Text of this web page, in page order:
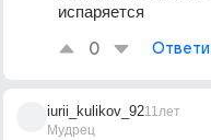
испаряется
0
iurii_kulikov_92
Мудрец
11лет